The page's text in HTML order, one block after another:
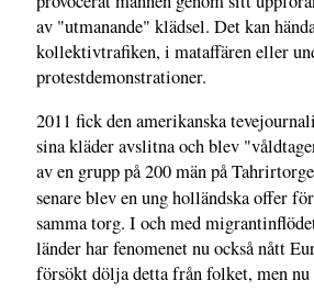
av "utmanande" klädsel. Det kan
kollektivtrafiken, i mataffären eller
protestdemonstrationer.
2011 fick den amerikanska
sina kläder avslitna och blev
av en grupp på 200 män på
senare blev en ung holländska offer för
samma torg. I och med
länder har fenomenet nu också nått
försökt dölja detta från folket, men nu